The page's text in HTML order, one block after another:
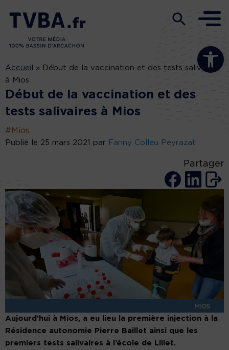
Ouvrir la
Accueil »
Début de la vaccination et des tests salivaires
à Mios
Début de la vaccination et des
tests salivaires à Mios
#Mios
Publié le 25 mars 2021 par Fanny Colleu Peyrazat
Partager
Aujourd’hui à Mios, a eu lieu la première injection à la
Résidence autonomie Pierre Baillet ainsi que les
premiers tests salivaires à l’école de Lillet.